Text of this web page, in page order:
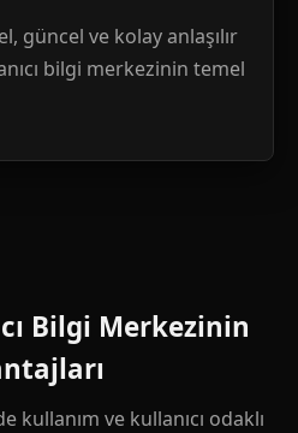
güncel ve kolay anlaşılır
bilgi merkezinin temel
Bilgi Merkezinin
kullanım ve kullanıcı odaklı